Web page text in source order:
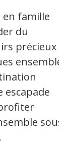
en famille
du
précieux
ensemble.
sous